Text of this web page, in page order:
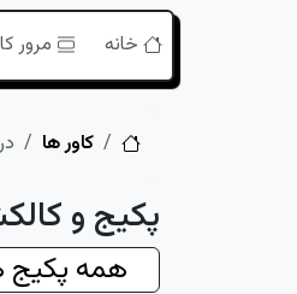
خانه مرور
خانهکاور ها
پکیج و
همه پکیج